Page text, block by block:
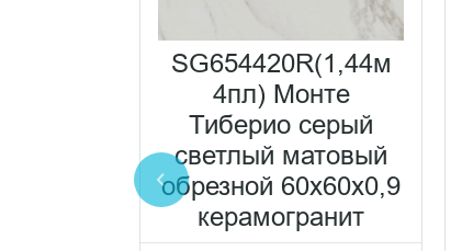
SG654420R(1,44м
4пл) Монте
Тиберио серый
светлый матовый
обрезной 60x60x0,9
керамогранит